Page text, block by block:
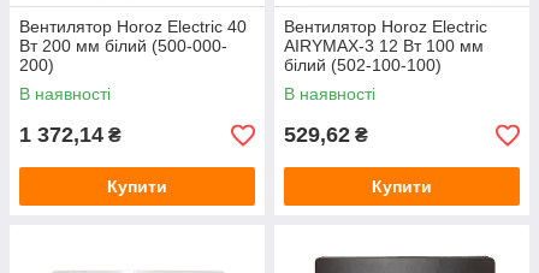
Вентилятор Horoz Electric 40
Вт 200 мм білий (500-000-
200)
В наявності
1 372,14 ₴
Купити
Вентилятор Horoz Electric
AIRYMAX-3 12 Вт 100 мм
білий (502-100-100)
В наявності
529,62 ₴
Купити